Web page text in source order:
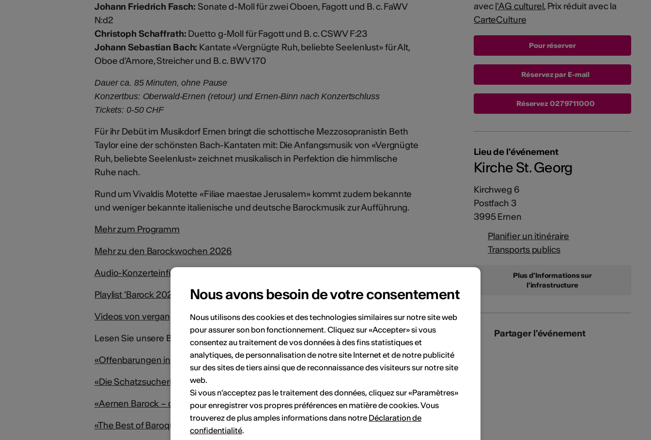
Johann Friedrich Fasch:Sonate d-Moll für zwei Oboen, Fagott und B. c. FaWV
N:d2
Christoph Schaffrath: Duetto g-Moll für Fagott und B. c. CSWV F:23
Johann Sebastian Bach: Kantate «Vergnügte Ruh, beliebte Seelenlust» für Alt,
Oboe d’Amore, Streicher und B. c. BWV 170
Dauer ca. 85 Minuten, ohne Pause
Konzertbus: Oberwald-Ernen (retour) und Ernen-Binn nach Konzertschluss
Tickets: 0-50 CHF​​​​​​​​​​​​​​​
Für ihr Debüt im Musikdorf Ernen bringt die schottische Mezzosopranistin Beth
Taylor eine der schönsten Bach-Kantaten mit: Die Anfangsmusik von «Vergnügte
Ruh, beliebte Seelenlust» zeichnet musikalisch in Perfektion die himmlische
Ruhe nach.
Rund um Vivaldis Motette «Filiae maestae Jerusalem» kommt zudem bekannte
und weniger bekannte italienische und deutsche Barockmusik zur Aufführung.
Mehr zum Programm
Mehr zu den Barockwochen 2026
Audio-Konzerteinführung
Playlist ‘Barock 2026’ auf Spotify
Videos von vergangenen Konzerten
Lesen Sie unsere Blog-Einträge aus den vergangenen Konzertsaisons:
«Offenbarungen in der Barockkirche», Juli 2025, von Madeleine Hirsiger
«Die Schatzsucherin», July 2024, by Andreas Zurbriggen
«Aernen Barock – der Friede sei mit dir», Juli 2022, von Madeleine Hirsiger
«The Best of Baroque and Beaumont», Juli 2018, von Sarah Batschelet
avecl'AG culturel, Prix réduit avec la
CarteCulture
Réservez par E-mail
Réservez0279711000
Lieu de l'événement
Kirche St. Georg
Kirchweg 6
Postfach 3
3995 Ernen
Planifier un itinéraire
Transports publics
Plus d'Informations sur
l'infrastructure
Partager l'événement
Nous avons besoin de votre consentement
Nous utilisons des cookies et des technologies similaires sur notre site web
pour assurer son bon fonctionnement. Cliquez sur «Accepter» si vous
consentez au traitement de vos données à des fins statistiques et
analytiques, de personnalisation de notre site Internet et de notre publicité
sur des sites de tiers ainsi que de reconnaissance des visiteurs sur notre site
web.
Si vous n’acceptez pas le traitement des données, cliquez sur «Paramètres»
pour enregistrer vos propres préférences en matière de cookies. Vous
trouverez de plus amples informations dans notre Déclaration de
confidentialité.